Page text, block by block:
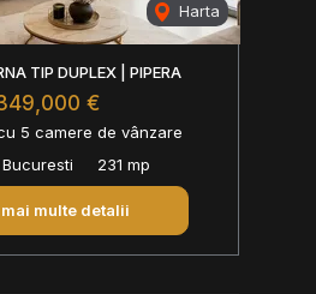
Harta
TIP DUPLEX | PIPERA
€
5 camere de vânzare
231 mp
multe detalii